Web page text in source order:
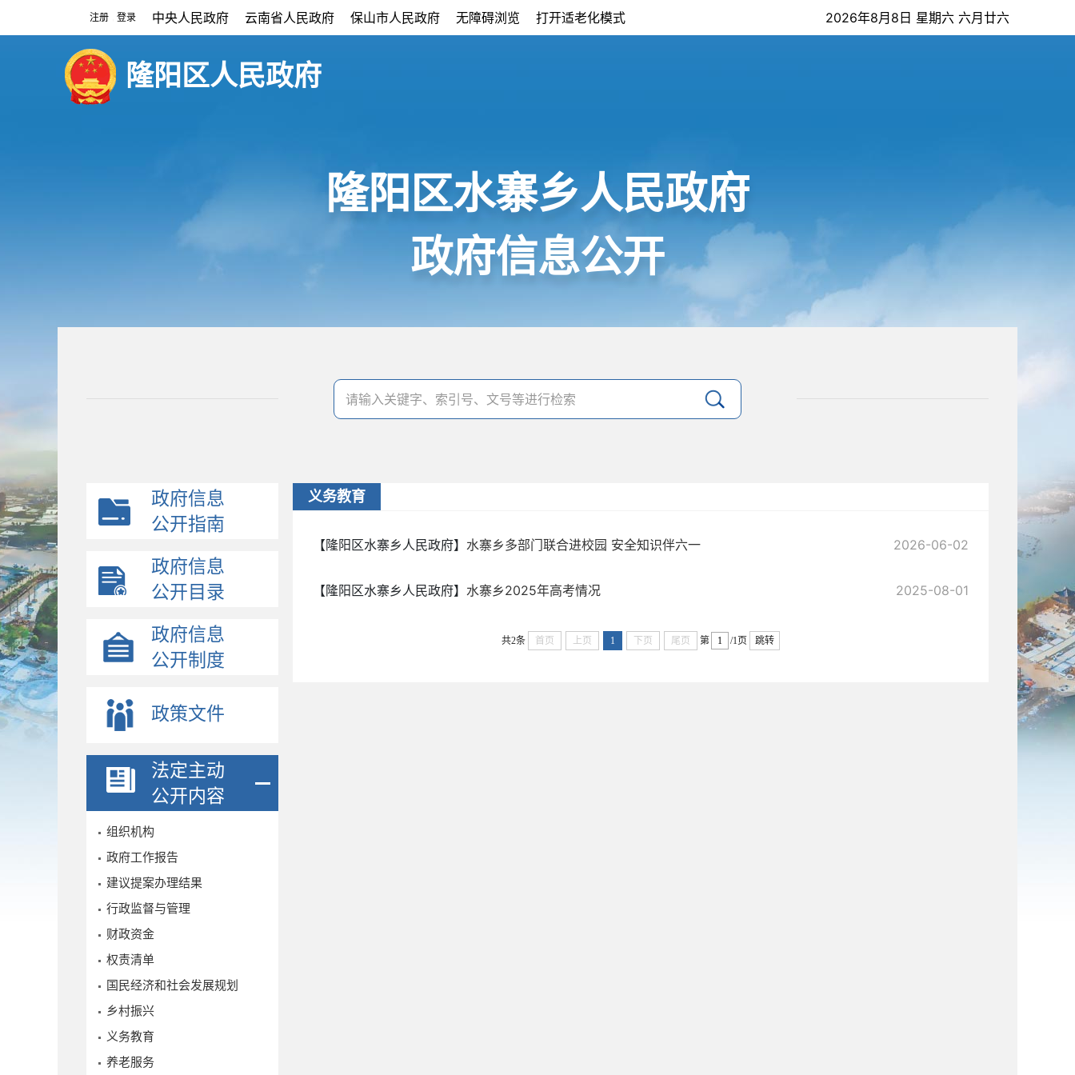
注册 登录 中央人民政府 云南省人民政府 保山市人民政府 无障碍浏览 打开适老化模式 2026年8月8日 星期六 六月廿六
隆阳区人民政府
隆阳区水寨乡人民政府
政府信息公开
政府信息
公开指南
政府信息
公开目录
政府信息
公开制度
政策文件
法定主动
公开内容
组织机构
政府工作报告
建议提案办理结果
行政监督与管理
财政资金
权责清单
国民经济和社会发展规划
乡村振兴
义务教育
养老服务
义务教育
【隆阳区水寨乡人民政府】 水寨乡多部门联合进校园 安全知识伴六一 2026-06-02
【隆阳区水寨乡人民政府】 水寨乡2025年高考情况 2025-08-01
共2条 首页 上页 1 下页 尾页 第 /1页 跳转